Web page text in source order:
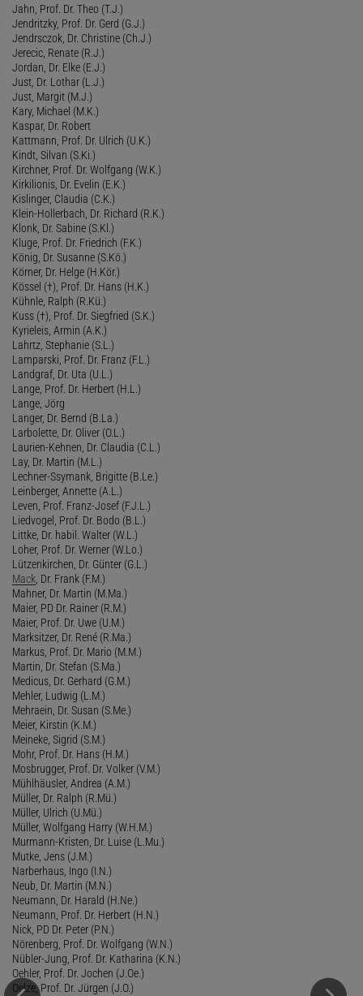
Jahn, Prof. Dr. Theo (T.J.)
Jendritzky, Prof. Dr. Gerd (G.J.)
Jendrsczok, Dr. Christine (Ch.J.)
Jerecic, Renate (R.J.)
Jordan, Dr. Elke (E.J.)
Just, Dr. Lothar (L.J.)
Just, Margit (M.J.)
Kary, Michael (M.K.)
Kaspar, Dr. Robert
Kattmann, Prof. Dr. Ulrich (U.K.)
Kindt, Silvan (S.Ki.)
Kirchner, Prof. Dr. Wolfgang (W.K.)
Kirkilionis, Dr. Evelin (E.K.)
Kislinger, Claudia (C.K.)
Klein-Hollerbach, Dr. Richard (R.K.)
Klonk, Dr. Sabine (S.Kl.)
Kluge, Prof. Dr. Friedrich (F.K.)
König, Dr. Susanne (S.Kö.)
Körner, Dr. Helge (H.Kör.)
Kössel (†), Prof. Dr. Hans (H.K.)
Kühnle, Ralph (R.Kü.)
Kuss (†), Prof. Dr. Siegfried (S.K.)
Kyrieleis, Armin (A.K.)
Lahrtz, Stephanie (S.L.)
Lamparski, Prof. Dr. Franz (F.L.)
Landgraf, Dr. Uta (U.L.)
Lange, Prof. Dr. Herbert (H.L.)
Lange, Jörg
Langer, Dr. Bernd (B.La.)
Larbolette, Dr. Oliver (O.L.)
Laurien-Kehnen, Dr. Claudia (C.L.)
Lay, Dr. Martin (M.L.)
Lechner-Ssymank, Brigitte (B.Le.)
Leinberger, Annette (A.L.)
Leven, Prof. Franz-Josef (F.J.L.)
Liedvogel, Prof. Dr. Bodo (B.L.)
Littke, Dr. habil. Walter (W.L.)
Loher, Prof. Dr. Werner (W.Lo.)
Lützenkirchen, Dr. Günter (G.L.)
Mack , Dr. Frank (F.M.)
Mahner, Dr. Martin (M.Ma.)
Maier, PD Dr. Rainer (R.M.)
Maier, Prof. Dr. Uwe (U.M.)
Marksitzer, Dr. René (R.Ma.)
Markus, Prof. Dr. Mario (M.M.)
Martin, Dr. Stefan (S.Ma.)
Medicus, Dr. Gerhard (G.M.)
Mehler, Ludwig (L.M.)
Mehraein, Dr. Susan (S.Me.)
Meier, Kirstin (K.M.)
Meineke, Sigrid (S.M.)
Mohr, Prof. Dr. Hans (H.M.)
Mosbrugger, Prof. Dr. Volker (V.M.)
Mühlhäusler, Andrea (A.M.)
Müller, Dr. Ralph (R.Mü.)
Müller, Ulrich (U.Mü.)
Müller, Wolfgang Harry (W.H.M.)
Murmann-Kristen, Dr. Luise (L.Mu.)
Mutke, Jens (J.M.)
Narberhaus, Ingo (I.N.)
Neub, Dr. Martin (M.N.)
Neumann, Dr. Harald (H.Ne.)
Neumann, Prof. Dr. Herbert (H.N.)
Nick, PD Dr. Peter (P.N.)
Nörenberg, Prof. Dr. Wolfgang (W.N.)
Nübler-Jung, Prof. Dr. Katharina (K.N.)
Oehler, Prof. Dr. Jochen (J.Oe.)
Oelze, Prof. Dr. Jürgen (J.O.)